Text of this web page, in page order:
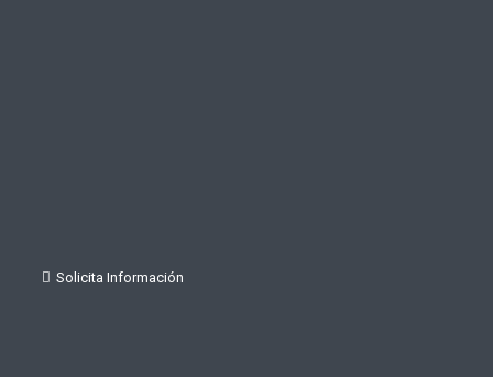
Solicita Información